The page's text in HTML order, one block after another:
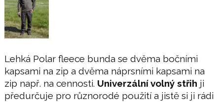
Lehká Polar fleece bunda se dvěma bočními
kapsami na zip a dvěma náprsními kapsami na
zip např. na cennosti. Univerzální volný střih ji
předurčuje pro různorodé použití a jistě si ji rádi